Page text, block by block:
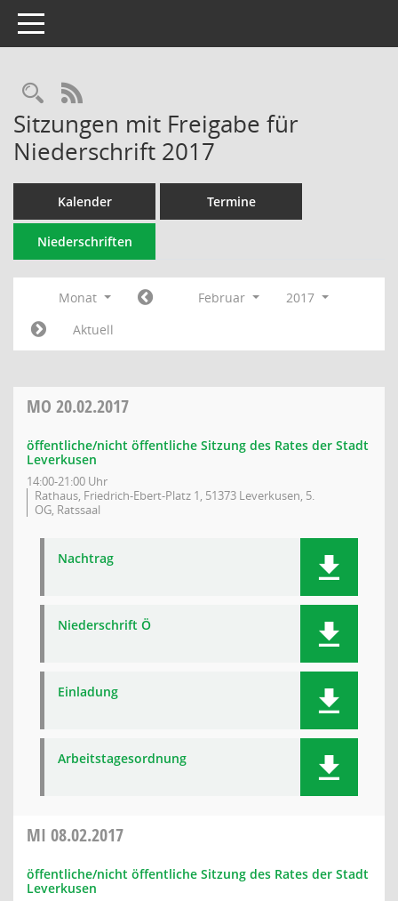
Toggle navigation
Rechercheauswahl
RSS-Feed
Sitzungen mit Freigabe für
Niederschrift 2017
Kalender Termine
Niederschriften
Monat Februar
2017
Aktuell
MO 20.02.2017
öffentliche/nicht öffentliche Sitzung des Rates der Stadt
Leverkusen
14:00-21:00 Uhr
Rathaus, Friedrich-Ebert-Platz 1, 51373 Leverkusen, 5.
OG, Ratssaal
Nachtrag
Niederschrift Ö
Einladung
Arbeitstagesordnung
MI 08.02.2017
öffentliche/nicht öffentliche Sitzung des Rates der Stadt
Leverkusen